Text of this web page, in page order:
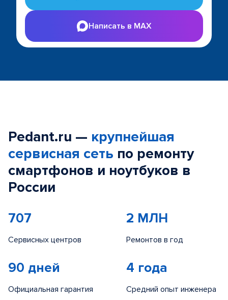
Написать в MAX
Pedant.ru — крупнейшая
сервисная сеть по ремонту
смартфонов и ноутбуков в
России
707
Сервисных центров
2 МЛН
Ремонтов в год
90 дней
Официальная гарантия
4 года
Средний опыт инженера